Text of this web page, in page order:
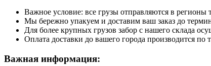
Важное условие: все грузы отправляются в регионы
Мы бережно упакуем и доставим ваш заказ до
Для более крупных грузов забор с нашего склада
Оплата доставки до вашего города производится
Важная информация: